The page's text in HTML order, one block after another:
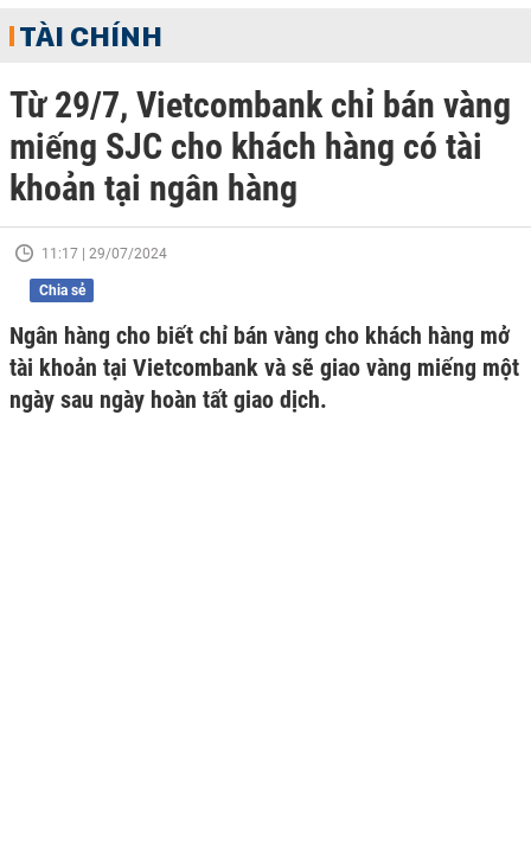
TÀI CHÍNH
Từ 29/7, Vietcombank chỉ bán vàng
miếng SJC cho khách hàng có tài
khoản tại ngân hàng
11:17 | 29/07/2024
Chia sẻ
Ngân hàng cho biết chỉ bán vàng cho khách hàng mở
tài khoản tại Vietcombank và sẽ giao vàng miếng một
ngày sau ngày hoàn tất giao dịch.